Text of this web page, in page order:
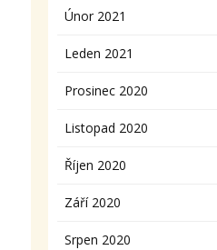
Únor 2021
Leden 2021
Prosinec 2020
Listopad 2020
Říjen 2020
Září 2020
Srpen 2020